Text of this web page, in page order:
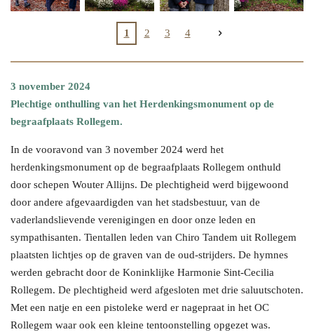
1 2 3 4
3 november 2024
Plechtige onthulling van het Herdenkingsmonument op de
begraafplaats Rollegem.
In de vooravond van 3 november 2024 werd het
herdenkingsmonument op de begraafplaats Rollegem onthuld
door schepen Wouter Allijns. De plechtigheid werd bijgewoond
door andere afgevaardigden van het stadsbestuur, van de
vaderlandslievende verenigingen en door onze leden en
sympathisanten. Tientallen leden van Chiro Tandem uit Rollegem
plaatsten lichtjes op de graven van de oud-strijders. De hymnes
werden gebracht door de Koninklijke Harmonie Sint-Cecilia
Rollegem. De plechtigheid werd afgesloten met drie saluutschoten.
Met een natje en een pistoleke werd er nagepraat in het OC
Rollegem waar ook een kleine tentoonstelling opgezet was.